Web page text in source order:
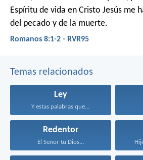
Espíritu de vida en Cristo Jesús me
del pecado y de la muerte.
Romanos 8:1-2 - RVR95
Temas relacionados
Ley
Y estas palabras que...
Redentor
El Señor tu Dios...